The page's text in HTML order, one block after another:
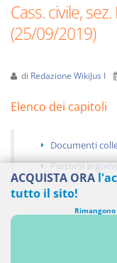
Cass. civile,
(25/09/2019)
di Redazione WikiJus I
Elenco dei capitoli
Documenti
Percorsi
ACQUISTA ORA
tutto il sito!